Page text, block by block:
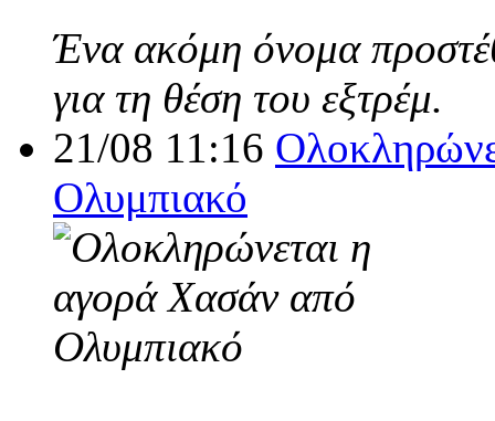
Ένα ακόμη όνομα
για τη θέση του εξτρέμ.
21/08 11:16
Ολυμπιακό